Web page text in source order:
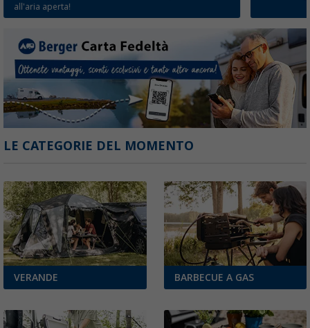
all'aria aperta!
LE CATEGORIE DEL MOMENTO
VERANDE BARBECUE A GAS